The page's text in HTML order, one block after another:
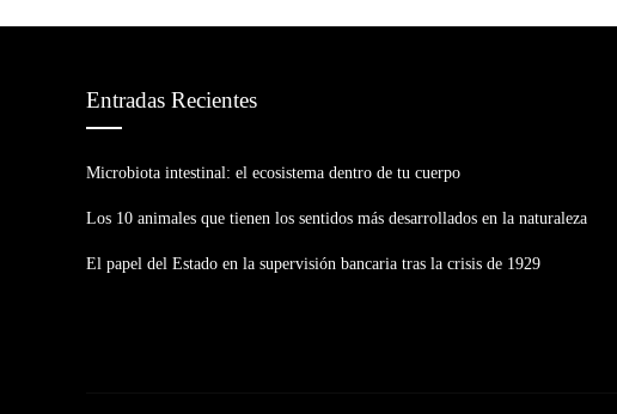
Entradas Recientes
Microbiota intestinal: el ecosistema dentro de tu cuerpo
Los 10 animales que tienen los sentidos más desarrollados en la naturaleza
El papel del Estado en la supervisión bancaria tras la crisis de 1929